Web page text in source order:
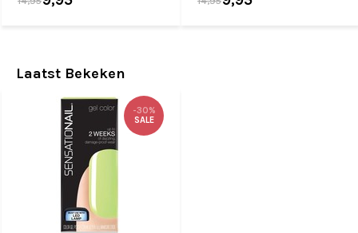
Laatst Bekeken
-30%
SALE